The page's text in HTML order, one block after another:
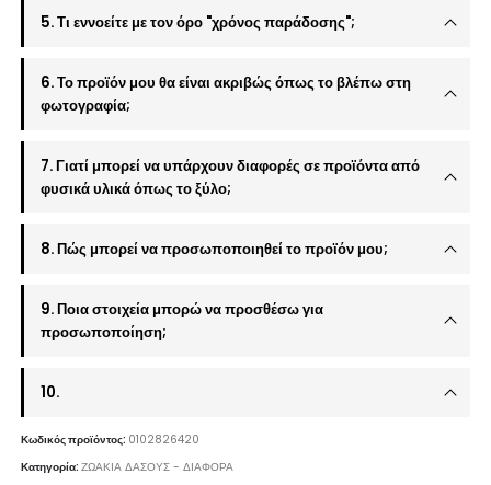
5. Τι εννοείτε με τον όρο "χρόνος παράδοσης";
6. Το προϊόν μου θα είναι ακριβώς όπως το βλέπω στη
φωτογραφία;
7. Γιατί μπορεί να υπάρχουν διαφορές σε προϊόντα από
φυσικά υλικά όπως το ξύλο;
8. Πώς μπορεί να προσωποποιηθεί το προϊόν μου;
9. Ποια στοιχεία μπορώ να προσθέσω για
προσωποποίηση;
10.
Κωδικός προϊόντος: 0102826420
Κατηγορία:ΖΩΑΚΙΑ ΔΑΣΟΥΣ - ΔΙΑΦΟΡΑ